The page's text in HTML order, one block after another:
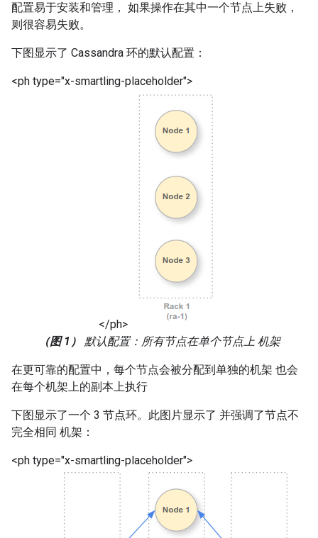
配置易于安装和管理， 如果操作在其中一个节点上失败，
则很容易失败。
下图显示了 Cassandra 环的默认配置：
<ph type="x-smartling-placeholder">
</ph>
（图 1）
默认配置：所有节点在单个节点上 机架
在更可靠的配置中，每个节点会被分配到单独的机架 也会
在每个机架上的副本上执行
下图显示了一个 3 节点环。此图片显示了 并强调了节点不
完全相同 机架：
<ph type="x-smartling-placeholder">